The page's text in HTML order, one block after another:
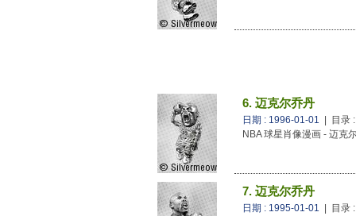
6. 迈克尔乔丹
日期 : 1996-01-01 | 目录
NBA 球星肖像漫画 - 迈克
7. 迈克尔乔丹
日期 : 1995-01-01 | 目录